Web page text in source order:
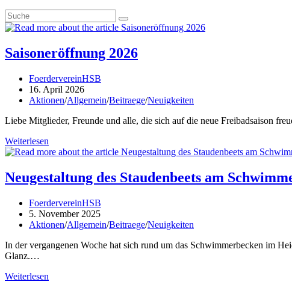
Saisoneröffnung 2026
Beitrags-
Autor:
FoerdervereinHSB
Beitrag
veröffentlicht:
16. April 2026
Beitrags-
Aktionen/Allgemein/Beitraege/Neuigkeiten
Liebe Mitglieder, Freunde und alle, die sich auf die neue Freibadsaison
Weiterlesen
2026
Neugestaltung des Staudenbeets am
Beitrags-
Autor:
FoerdervereinHSB
Beitrag
veröffentlicht:
5. November 2025
Beitrags-
Aktionen/Allgemein/Beitraege/Neuigkeiten
In der vergangenen Woche hat sich rund um das Schwimmerbecken im
Glanz.…
Weiterlesen